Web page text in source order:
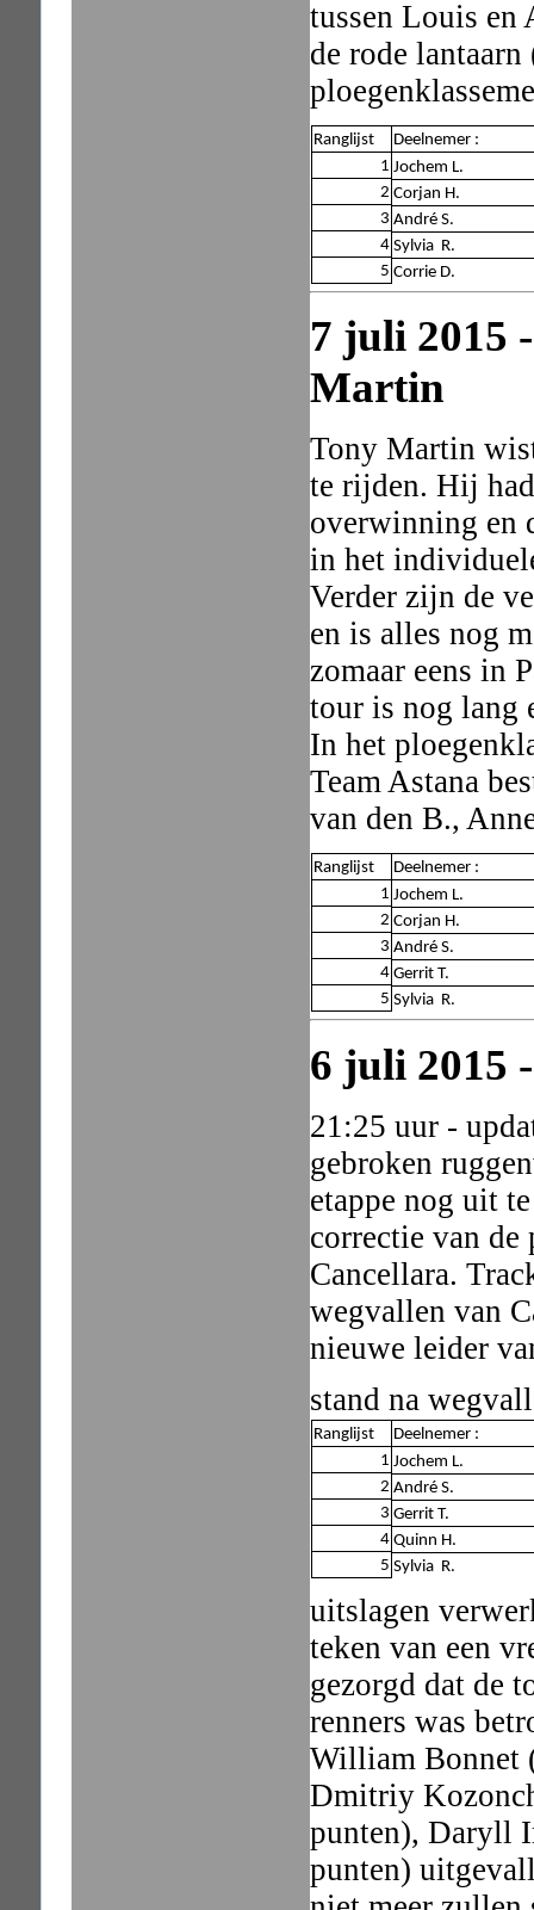
tussen Louis en
de rode
Ranglijst
Deelnemer :
1 Jochem L.
2 Corjan H.
3 André S.
4 Sylvia R.
5 Corrie D.
7 juli 2015
Martin
Tony Martin
te rijden. Hij
overwinning en
in het
Verder zijn de
en is alles nog
zomaar eens in
tour is nog lang
In het
Team Astana
van den B.,
Ranglijst
Deelnemer :
1 Jochem L.
2 Corjan H.
3 André S.
4 Gerrit T.
5 Sylvia R.
6 juli 2015
21:25 uur -
gebroken
etappe nog uit
correctie van
Cancellara.
wegvallen van
nieuwe leider
stand na
Ranglijst
Deelnemer :
1 Jochem L.
2 André S.
3 Gerrit T.
4 Quinn H.
5 Sylvia R.
uitslagen
teken van een
gezorgd dat de
renners was
William Bonnet
Dmitriy
punten), Daryll
punten)